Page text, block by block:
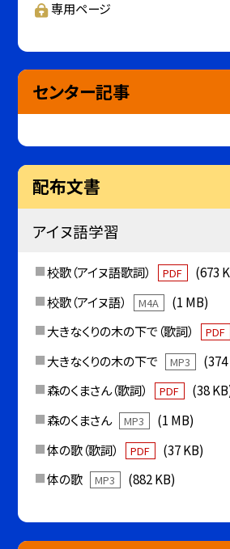
専用ページ
センター記事
配布文書
アイヌ語学習
校歌（アイヌ語歌詞） PDF
(673
校歌（アイヌ語）
M4A
(1 MB)
大きなくりの木の下で（歌詞）
PDF
大きなくりの木の下で
MP3
森のくまさん（歌詞）
PDF
(38
森のくまさん
MP3
(1 MB)
体の歌（歌詞）
PDF
(37 KB)
体の歌
MP3 (882 KB)